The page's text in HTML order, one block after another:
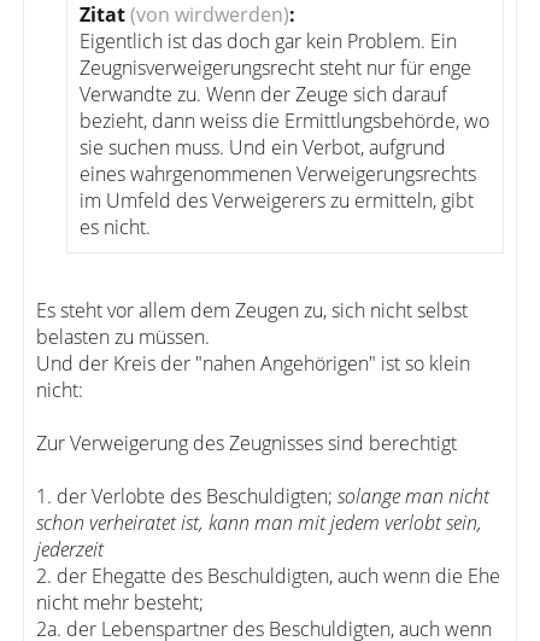
Zitat(von wirdwerden):
Eigentlich ist das doch gar kein Problem. Ein
Zeugnisverweigerungsrecht steht nur für enge
Verwandte zu. Wenn der Zeuge sich darauf
bezieht, dann weiss die Ermittlungsbehörde, wo
sie suchen muss. Und ein Verbot, aufgrund
eines wahrgenommenen Verweigerungsrechts
im Umfeld des Verweigerers zu ermitteln, gibt
es nicht.
Es steht vor allem dem Zeugen zu, sich nicht selbst
belasten zu müssen.
Und der Kreis der "nahen Angehörigen" ist so klein
nicht:
Zur Verweigerung des Zeugnisses sind berechtigt
1. der Verlobte des Beschuldigten; solange man nicht
schon verheiratet ist, kann man mit jedem verlobt sein,
jederzeit
2. der Ehegatte des Beschuldigten, auch wenn die Ehe
nicht mehr besteht;
2a. der Lebenspartner des Beschuldigten, auch wenn